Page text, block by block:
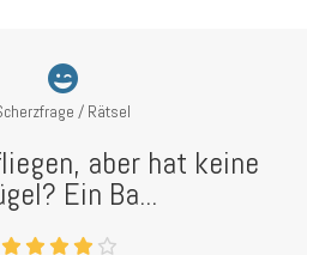
/ Rätsel
aber hat keine
Ein Ba...